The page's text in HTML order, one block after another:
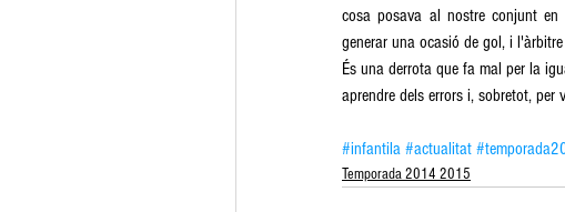
cosa posava al nostre conjunt en
generar una ocasió de gol, i
És una derrota que fa mal per la
aprendre dels errors i, sobretot,
#infantila #actualitat
Temporada 2014 2015